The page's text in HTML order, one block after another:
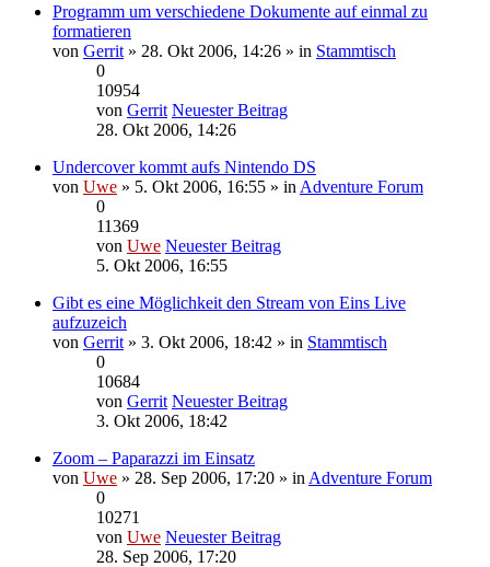
Programm um verschiedene Dokumente auf einmal zu
formatieren
von Gerrit » 28. Okt 2006, 14:26 » in Stammtisch
0
10954
von Gerrit Neuester Beitrag
28. Okt 2006, 14:26
Undercover kommt aufs Nintendo DS
von Uwe » 5. Okt 2006, 16:55 » in Adventure Forum
0
11369
von Uwe Neuester Beitrag
5. Okt 2006, 16:55
Gibt es eine Möglichkeit den Stream von Eins Live
aufzuzeich
von Gerrit » 3. Okt 2006, 18:42 » in Stammtisch
0
10684
von Gerrit Neuester Beitrag
3. Okt 2006, 18:42
Zoom – Paparazzi im Einsatz
von Uwe » 28. Sep 2006, 17:20 » in Adventure Forum
0
10271
von Uwe Neuester Beitrag
28. Sep 2006, 17:20